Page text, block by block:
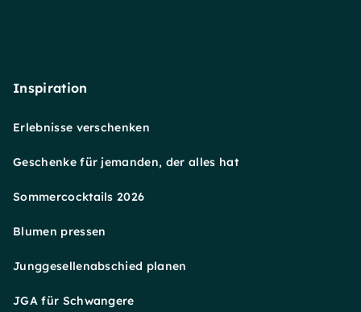
Inspiration
Erlebnisse verschenken
Geschenke für jemanden, der alles hat
Sommercocktails 2026
Blumen pressen
Junggesellenabschied planen
JGA für Schwangere